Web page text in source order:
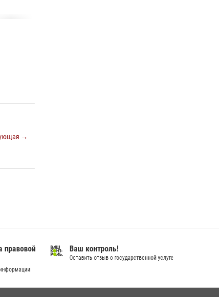
→
правовой
Ваш контроль!
Оставить отзыв о государственной услуге